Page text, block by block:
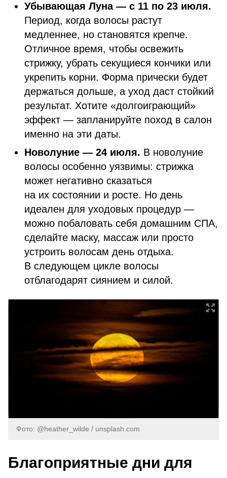
Убывающая Луна — с 11 по 23 июля.
Период, когда волосы растут
медленнее, но становятся крепче.
Отличное время, чтобы освежить
стрижку, убрать секущиеся кончики или
укрепить корни. Форма прически будет
держаться дольше, а уход даст стойкий
результат. Хотите «долгоиграющий»
эффект — запланируйте поход в салон
именно на эти даты.
Новолуние — 24 июля. В новолуние
волосы особенно уязвимы: стрижка
может негативно сказаться
на их состоянии и росте. Но день
идеален для уходовых процедур —
можно побаловать себя домашним СПА,
сделайте маску, массаж или просто
устроить волосам день отдыха.
В следующем цикле волосы
отблагодарят сиянием и силой.
Фото: @heather_wilde / unsplash.com
Благоприятные дни для